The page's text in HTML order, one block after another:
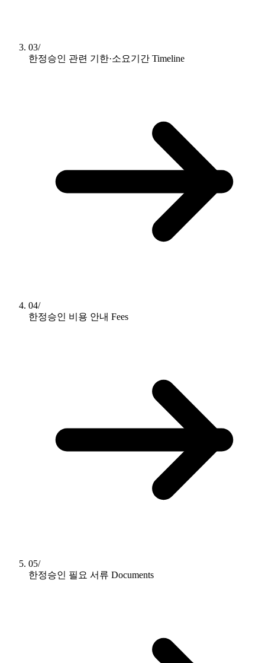
03/
한정승인 관련 기한·소요기간 Timeline
04/
한정승인 비용 안내 Fees
05/
한정승인 필요 서류 Documents